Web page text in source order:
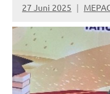
27 Juni 2025
No
comments